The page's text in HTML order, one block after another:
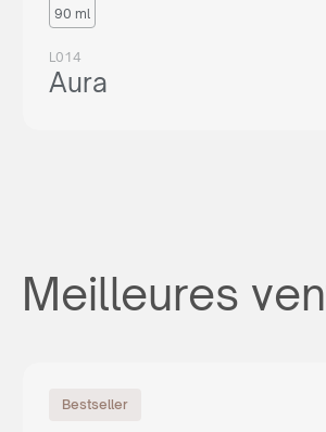
90 ml
L014
Aura
Meilleures
Bestseller